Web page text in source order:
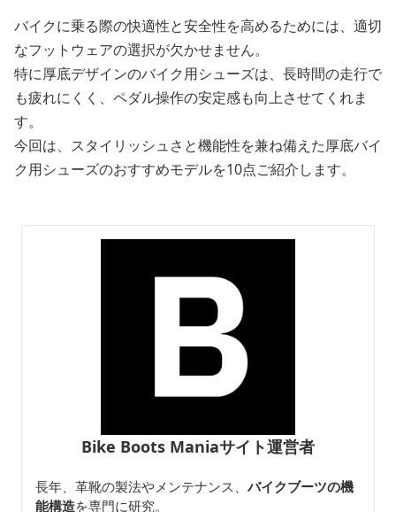
バイクに乗る際の快適性と安全性を高めるためには、適切
なフットウェアの選択が欠かせません。
特に厚底デザインのバイク用シューズは、長時間の走行で
も疲れにくく、ペダル操作の安定感も向上させてくれま
す。
今回は、スタイリッシュさと機能性を兼ね備えた厚底バイ
ク用シューズのおすすめモデルを10点ご紹介します。
Bike Boots Maniaサイト運営者
長年、革靴の製法やメンテナンス、 バイクブーツの機
能構造を専門に研究。